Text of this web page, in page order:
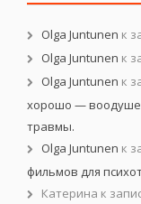
Olga Juntunen к
Olga Juntunen к
Olga Juntunen к
хорошо —
травмы.
Olga Juntunen к
фильмов для
Катерина к